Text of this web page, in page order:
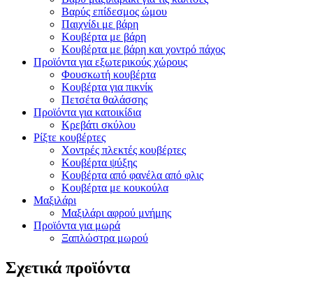
Βαρύς επίδεσμος ώμου
Παιχνίδι με βάρη
Κουβέρτα με βάρη
Κουβέρτα με βάρη και χοντρό πάχος
Προϊόντα για εξωτερικούς χώρους
Φουσκωτή κουβέρτα
Κουβέρτα για πικνίκ
Πετσέτα θαλάσσης
Προϊόντα για κατοικίδια
Κρεβάτι σκύλου
Ρίξτε κουβέρτες
Χοντρές πλεκτές κουβέρτες
Κουβέρτα ψύξης
Κουβέρτα από φανέλα από φλις
Κουβέρτα με κουκούλα
Μαξιλάρι
Μαξιλάρι αφρού μνήμης
Προϊόντα για μωρά
Ξαπλώστρα μωρού
Σχετικά προϊόντα